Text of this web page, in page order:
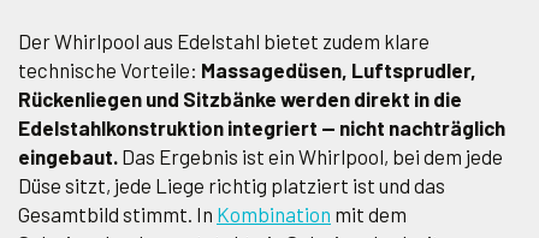
Der Whirlpool aus Edelstahl bietet zudem klare
technische Vorteile: Massagedüsen, Luftsprudler,
Rückenliegen und Sitzbänke werden direkt in die
Edelstahlkonstruktion integriert — nicht nachträglich
eingebaut. Das Ergebnis ist ein Whirlpool, bei dem jede
Düse sitzt, jede Liege richtig platziert ist und das
Gesamtbild stimmt. In Kombination mit dem